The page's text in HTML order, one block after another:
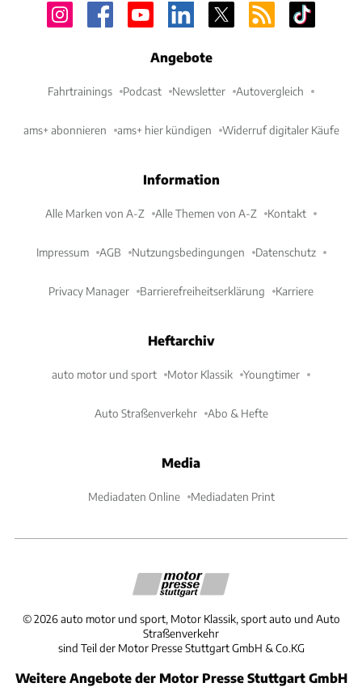
Angebote
Fahrtrainings Podcast Newsletter Autovergleich
ams+ abonnieren ams+ hier kündigen Widerruf digitaler Käufe
Information
Alle Marken von A-Z Alle Themen von A-Z Kontakt
Impressum AGB Nutzungsbedingungen Datenschutz
Privacy Manager Barrierefreiheitserklärung Karriere
Heftarchiv
auto motor und sport Motor Klassik Youngtimer
Auto Straßenverkehr Abo & Hefte
Media
Mediadaten Online Mediadaten Print
©2026 auto motor und sport, Motor Klassik, sport auto und Auto
Straßenverkehr
sind Teil der Motor Presse Stuttgart GmbH & Co.KG
Weitere Angebote der Motor Presse Stuttgart GmbH